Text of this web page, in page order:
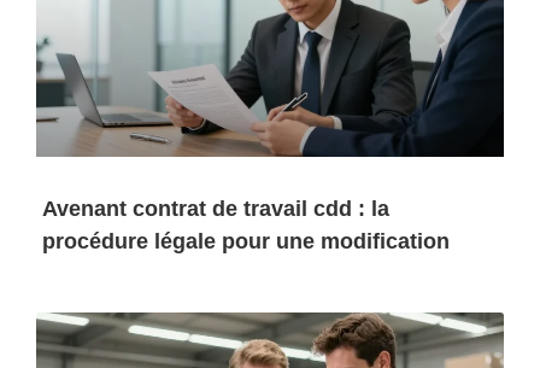
Avenant contrat de travail cdd : la
procédure légale pour une modification